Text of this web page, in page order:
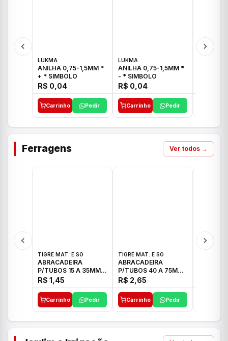
LUKMA
ANILHA 0,75-1,5MM *
+ * SIMBOLO
R$ 0,04
Carrinho Pedir
LUKMA
ANILHA 0,75-1,5MM *
- * SIMBOLO
R$ 0,04
Carrinho Pedir
Ferragens Ver todos →
TIGRE MAT. E SO
ABRACADEIRA
P/TUBOS 15 A 35MM
TIGRE
R$ 1,45
Carrinho Pedir
TIGRE MAT. E SO
ABRACADEIRA
P/TUBOS 40 A 75MM
TIGRE
R$ 2,65
Carrinho Pedir